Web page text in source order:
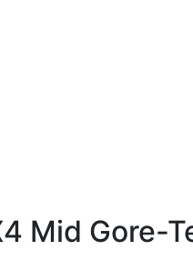
Mid Gore-